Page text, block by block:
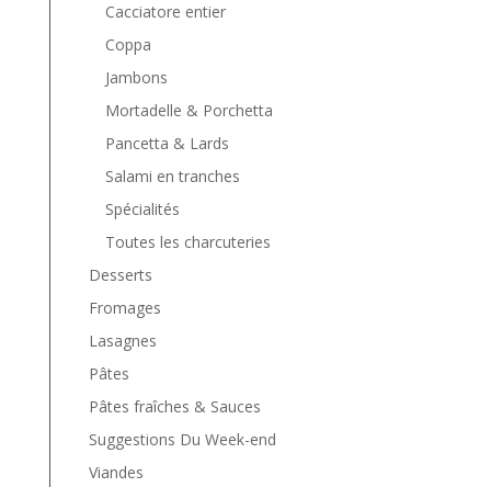
Cacciatore entier
Coppa
Jambons
Mortadelle & Porchetta
Pancetta & Lards
Salami en tranches
Spécialités
Toutes les charcuteries
Desserts
Fromages
Lasagnes
Pâtes
Pâtes fraîches & Sauces
Suggestions Du Week-end
Viandes